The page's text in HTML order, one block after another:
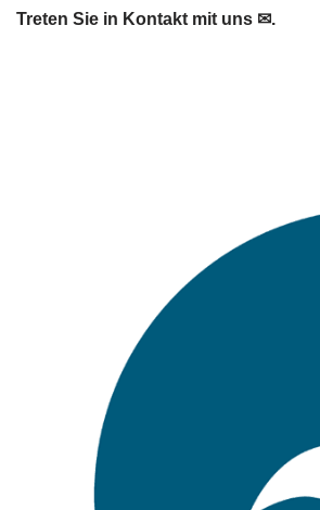
Treten Sie in Kontakt mit uns ✉.